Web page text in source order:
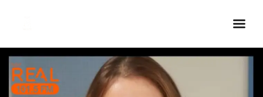
Inicio Real FM
Streaming